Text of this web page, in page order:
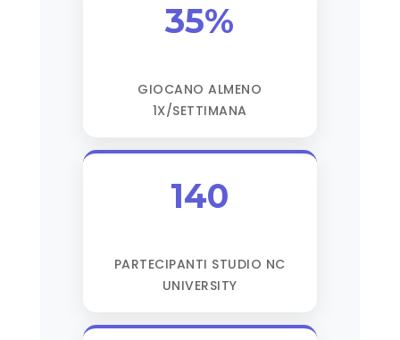
35%
GIOCANO ALMENO
1X/SETTIMANA
140
PARTECIPANTI STUDIO NC
UNIVERSITY